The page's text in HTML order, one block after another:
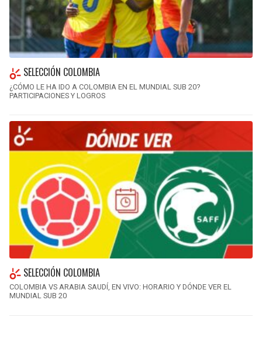
SELECCIÓN COLOMBIA
¿CÓMO LE HA IDO A COLOMBIA EN EL MUNDIAL SUB 20?
PARTICIPACIONES Y LOGROS
SELECCIÓN COLOMBIA
COLOMBIA VS ARABIA SAUDÍ, EN VIVO: HORARIO Y DÓNDE VER EL
MUNDIAL SUB 20